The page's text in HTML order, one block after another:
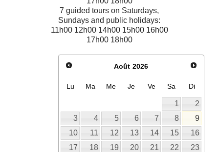
7 guided tours on Saturdays,
Sundays and public holidays:
11h00 12h00 14h00 15h00 16h00
17h00 18h00
Août 2026
Lu Ma Me Je Ve Sa Di
1
2
3
4 5 6 7 8
9
10
11 12 13 14 15
16
17
18 19 20 21 22
23